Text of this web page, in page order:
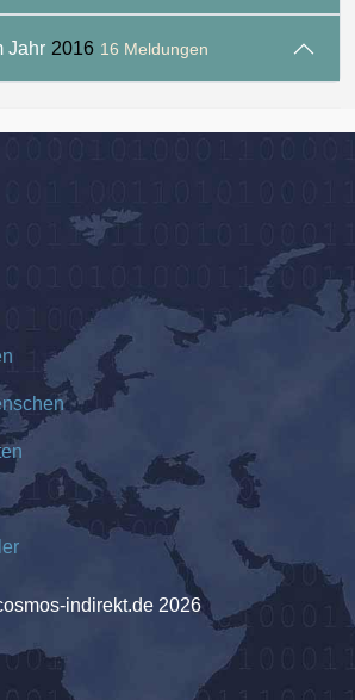
Jahr 2016 16 Meldungen
indirekt.de 2026